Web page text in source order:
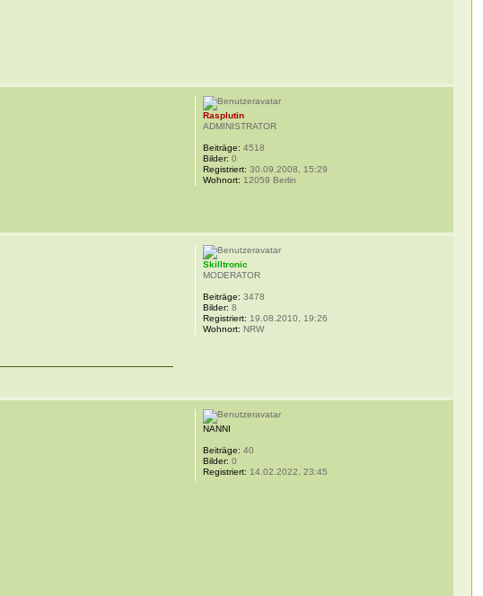
Rasplutin
ADMINISTRATOR
Beiträge: 4518
Bilder: 0
Registriert: 30.09.2008, 15:29
Wohnort: 12059 Berlin
Skilltronic
MODERATOR
Beiträge: 3478
Bilder: 8
Registriert: 19.08.2010, 19:26
Wohnort: NRW
NANNI
Beiträge: 40
Bilder: 0
Registriert: 14.02.2022, 23:45